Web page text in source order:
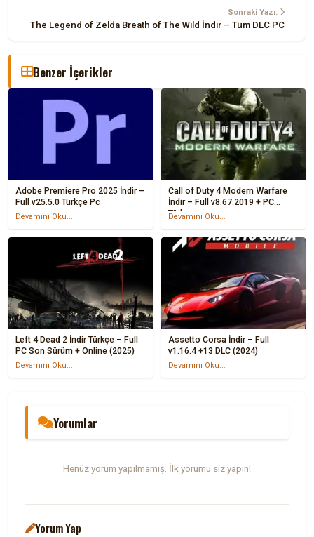
Sonraki Yazı:
The Legend of Zelda Breath of The Wild İndir – Tüm DLC PC
Benzer İçerikler
Adobe Premiere Pro 2025 İndir –
Full v25.5.0 Türkçe Pc
Devamını Oku...
Call of Duty 4 Modern Warfare
İndir – Full v8.67.2019 + PC
Türkçe
Devamını Oku...
Left 4 Dead 2 İndir Türkçe – Full
PC Son Sürüm + Online (2025)
Devamını Oku...
Assetto Corsa İndir – Full
v1.16.4 +13 DLC (2024)
Devamını Oku...
Yorumlar
Henüz yorum yapılmamış. İlk yorumu siz yapın!
Yorum Yap